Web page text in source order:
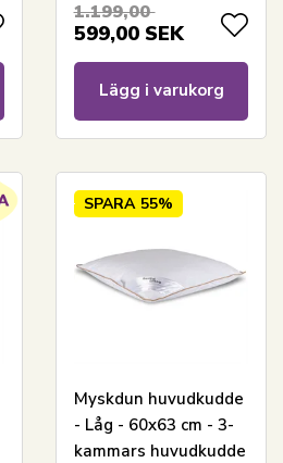
1.199,00
599,00 SEK
Lägg i varukorg
SPARA 55%
Myskdun huvudkudde
- Låg - 60x63 cm - 3-
kammars huvudkudde